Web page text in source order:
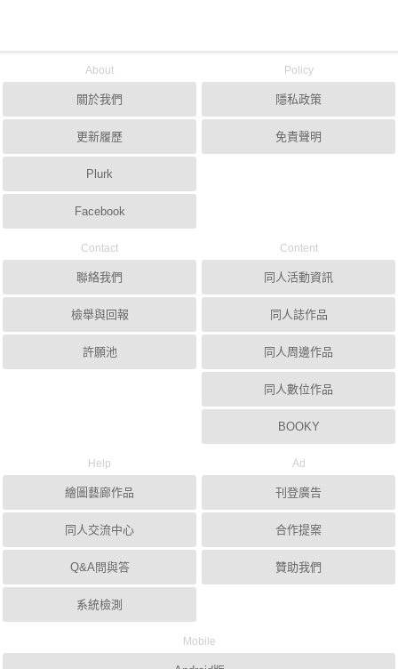
About
關於我們
更新履歷
Plurk
Facebook
Policy
隱私政策
免責聲明
Contact
聯絡我們
檢舉與回報
許願池
Content
同人活動資訊
同人誌作品
同人周邊作品
同人數位作品
BOOKY
Help
繪圖藝廊作品
同人交流中心
Q&A問與答
系統檢測
Ad
刊登廣告
合作提案
贊助我們
Mobile